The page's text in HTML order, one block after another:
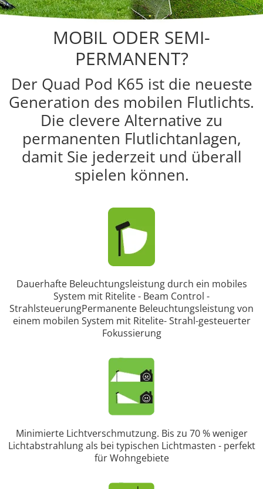
MOBIL ODER SEMI-
PERMANENT?
Der Quad Pod K65 ist die neueste
Generation des mobilen Flutlichts.
Die clevere Alternative zu
permanenten Flutlichtanlagen,
damit Sie jederzeit und überall
spielen können.
Dauerhafte Beleuchtungsleistung durch ein mobiles
System mit Ritelite - Beam Control -
StrahlsteuerungPermanente Beleuchtungsleistung von
einem mobilen System mit Ritelite- Strahl-gesteuerter
Fokussierung
Minimierte Lichtverschmutzung. Bis zu 70 % weniger
Lichtabstrahlung als bei typischen Lichtmasten - perfekt
für Wohngebiete